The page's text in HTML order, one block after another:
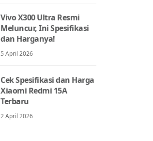
Vivo X300 Ultra Resmi
Meluncur, Ini Spesifikasi
dan Harganya!
5 April 2026
Cek Spesifikasi dan Harga
Xiaomi Redmi 15A
Terbaru
2 April 2026